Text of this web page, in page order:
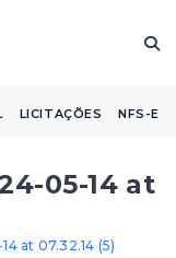
LICITAÇÕES NFS-E
05-14 at
at 07.32.14 (5)